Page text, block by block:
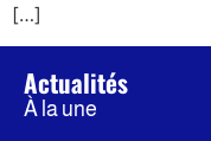
[…]
Actualités
À la une